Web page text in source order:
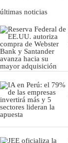
últimas noticias